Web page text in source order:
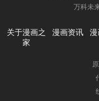
万科未来之
关于漫画之
家
漫画资讯
漫